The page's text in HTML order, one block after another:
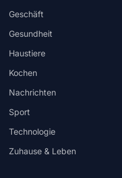
Geschäft
Gesundheit
Haustiere
Kochen
Nachrichten
Sport
Technologie
Zuhause & Leben